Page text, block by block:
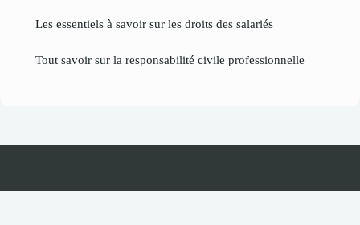
Les essentiels à savoir sur les droits des salariés
Tout savoir sur la responsabilité civile professionnelle